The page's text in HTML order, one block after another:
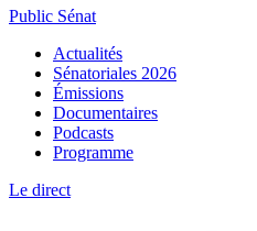
Public Sénat
Actualités
Sénatoriales 2026
Émissions
Documentaires
Podcasts
Programme
Le direct